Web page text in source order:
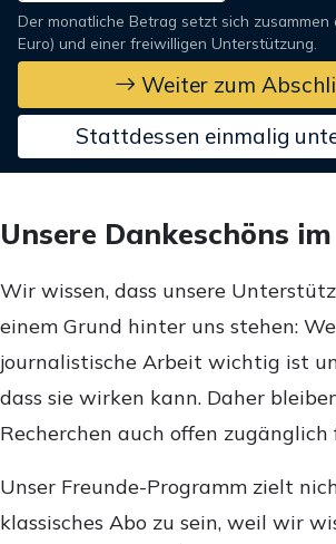
Der monatliche Betrag setzt sich zusammen
Euro) und einer freiwilligen Unterstützung.
Weiter zum
Stattdessen einmalig
Unsere Dankeschöns
Wir wissen, dass unsere
einem Grund hinter uns stehen:
journalistische Arbeit wichtig ist
dass sie wirken kann. Daher
Recherchen auch offen zugänglich
Unser Freunde-Programm zielt
klassisches Abo zu sein, weil wir